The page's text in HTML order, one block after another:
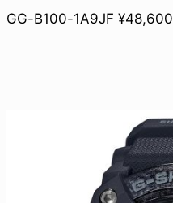
GG-B100-1A9JF ¥48,600